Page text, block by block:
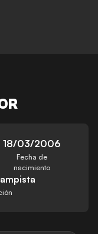
18/03/2006
Fecha de
nacimiento